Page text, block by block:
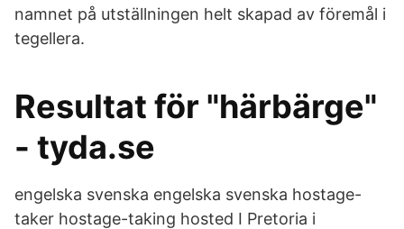
namnet på utställningen helt skapad av föremål i
tegellera.
Resultat för "härbärge"
- tyda.se
engelska svenska engelska svenska hostage-
taker hostage-taking hosted I Pretoria i